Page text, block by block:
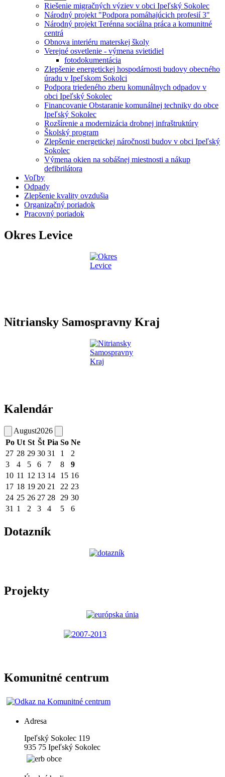
Riešenie migračných výziev v obci Ipeľský Sokolec
Národný projekt "Podpora pomáhajúcich profesií 3"
Národný projekt Terénna sociálna práca a komunitné
centrá
Obnova interiéru materskej školy
Verejné osvetlenie - výmena svietidiel
fotodokumentácia
Zlepšenie energetickej hospodárnosti budovy obecného
úradu v Ipeľskom Sokolci
Podpora triedeného zberu komunálnych odpadov v
obci Ipeľský Sokolec
Financovanie Obstaranie komunálnej techniky do obce
Ipeľský Sokolec
Rozšírenie a modernizácia drobnej infraštruktúry
Školský program
Zlepšenie energetickej náročnosti budov v obci Ipeľský
Sokolec
Výmena okien na sobášnej miestnosti a nákup
defibrilátora
Voľby
Odpady
Zlepšenie kvality ovzdušia
Organizačný poriadok
Pracovný poriadok
Okres Levice
Nitriansky Samospravny Kraj
Kalendár
August2026
Po Ut St Št Pia So Ne
27 28 29 30 31 1
2
3
4 5 6 7 8
9
10 11 12 13 14 15 16
17 18 19 20 21 22 23
24 25 26 27 28 29 30
31 1 2 3 4 5 6
Dotazník
Projekty
Komunitné centrum
Adresa
Ipeľský Sokolec 119
935 75 Ipeľský Sokolec